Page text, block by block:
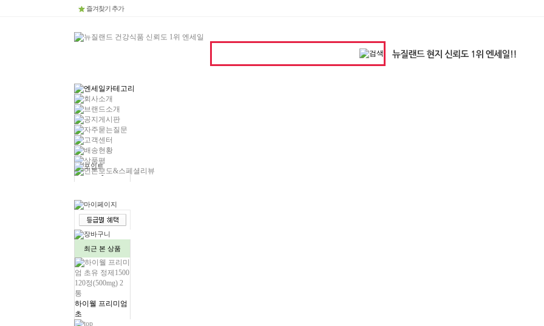
즐겨찾기 추가
-
최근 본 상품
하이웰 프리미엄
초